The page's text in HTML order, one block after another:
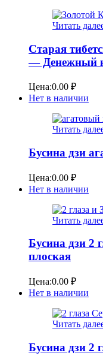
Читать
Старая
— Денежный
Цена:0.00 ₽
Нет в наличии
Читать
Бусина дзи
Цена:0.00 ₽
Нет в наличии
Читать
Бусина дзи 2
плоская
Цена:0.00 ₽
Нет в наличии
Читать
Бусина дзи 2